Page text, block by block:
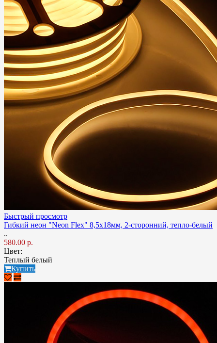
Быстрый просмотр
Гибкий неон "Neon Flex" 8,5х18мм, 2-сторонний, тепло-белый
..
580.00 р.
Цвет:
Теплый белый
Купить